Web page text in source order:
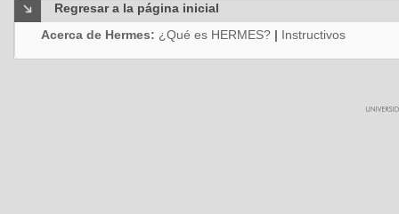
Regresar a la página inicial
Acerca de Hermes: ¿Qué es HERMES? | Instructivos